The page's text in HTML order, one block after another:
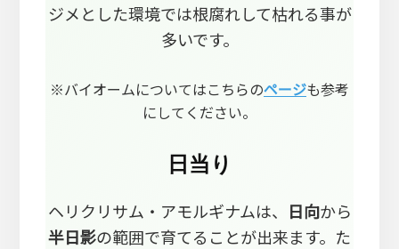
ジメとした環境では根腐れして枯れる事が
多いです。
※バイオームについてはこちらのページも参考
にしてください。
日当り
ヘリクリサム・アモルギナムは、 日向から
半日影の範囲で育てることが出来ます。た